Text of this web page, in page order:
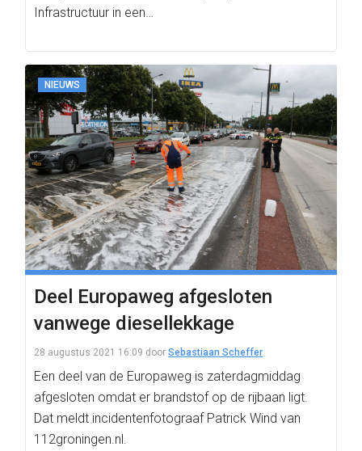
Infrastructuur in een…
NIEUWS
Deel Europaweg afgesloten
vanwege diesellekkage
28 augustus 2021 16:09 door Sebastiaan Scheffer
Een deel van de Europaweg is zaterdagmiddag
afgesloten omdat er brandstof op de rijbaan ligt.
Dat meldt incidentenfotograaf Patrick Wind van
112groningen.nl.